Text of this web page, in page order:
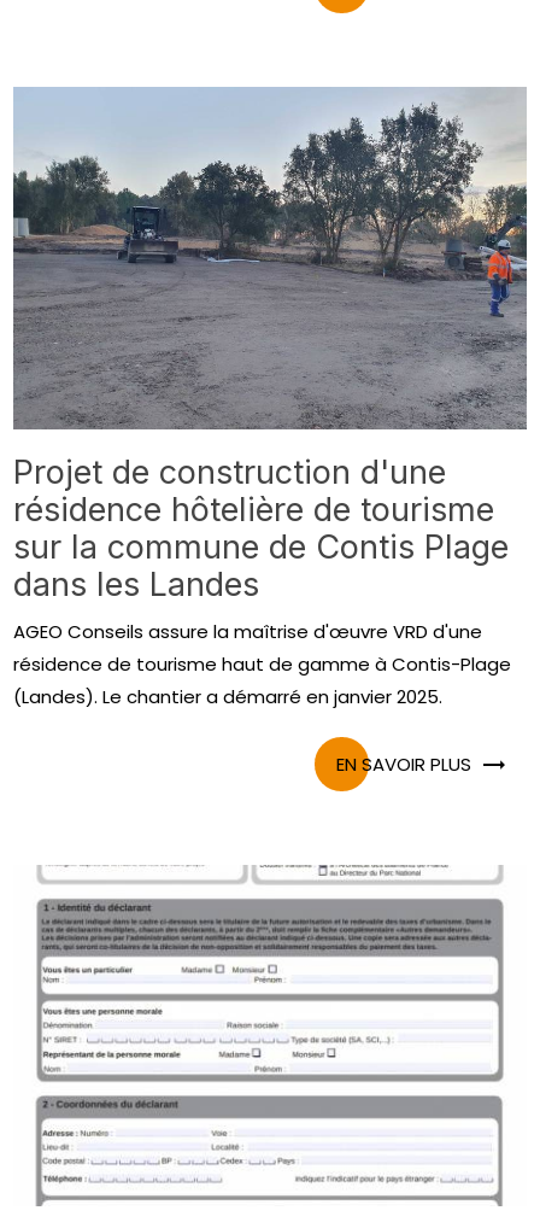
Projet de construction d'une
résidence hôtelière de tourisme
sur la commune de Contis Plage
dans les Landes
AGEO Conseils assure la maîtrise d'œuvre VRD d'une
résidence de tourisme haut de gamme à Contis-Plage
(Landes). Le chantier a démarré en janvier 2025.
EN SAVOIR PLUS